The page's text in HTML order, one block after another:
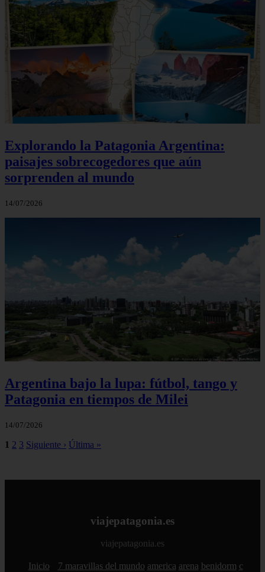
Explorando la Patagonia Argentina:
paisajes sobrecogedores que aún
sorprenden al mundo
14/07/2026
Argentina bajo la lupa: fútbol, tango y
Patagonia en tiempos de Milei
14/07/2026
1 2 3 Siguiente › Última »
viajepatagonia.es
viajepatagonia.es
Inicio 7 maravillas del mundo america arena benidorm c